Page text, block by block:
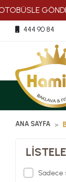
444 90 84
ANA SAYFA
Sadece